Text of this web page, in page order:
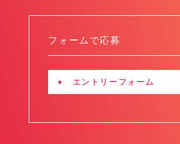
フォームで応募
+ エントリーフォーム